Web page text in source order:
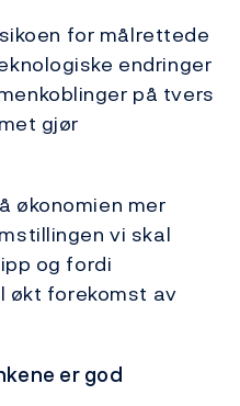
for målrettede
endringer
på tvers
gjør
økonomien mer
vi skal
og fordi
økt forekomst av
er god